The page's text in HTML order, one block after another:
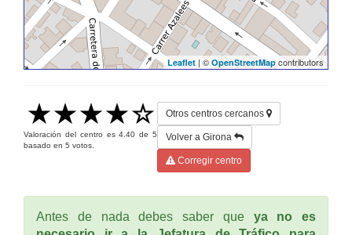
Leaflet | © OpenStreetMap contributors
Valoración del centro es4.40 de5
basado en 5 votos.
Otros centros cercanos
Volver a Girona
Corregir centro
Antes de nada debes saber que ya no es